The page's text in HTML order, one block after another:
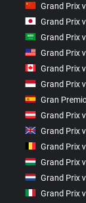
Grand Prix
Grand Prix
Grand Prix
Grand Prix
Grand Prix
Grand Prix
Gran
Grand Prix
Grand Prix
Grand Prix
Grand Prix
Grand Prix
Grand Prix